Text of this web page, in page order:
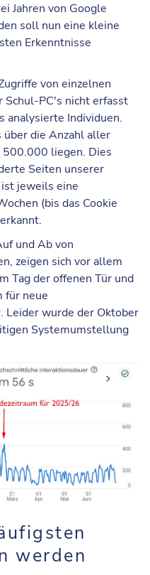
Jahren von Google
soll nun eine kleine
Erkenntnisse
von einzelnen
Schul-PC's nicht erfasst
analysierte Individuen.
über die Anzahl aller
500.000 liegen. Dies
Seiten unserer
jeweils eine
(bis das Cookie
und Ab von
zeigen sich vor allem
Tag der offenen Tür und
für neue
Leider wurde der Oktober
Systemumstellung
werden